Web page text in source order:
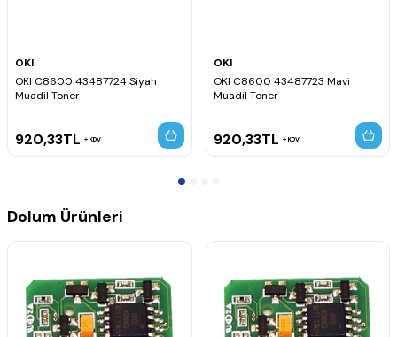
OKI
OKI C8600 43487724 Siyah
Muadil Toner
920,33TL KDV
OKI
OKI C8600 43487723 Mavi
Muadil Toner
920,33TL KDV
Dolum Ürünleri